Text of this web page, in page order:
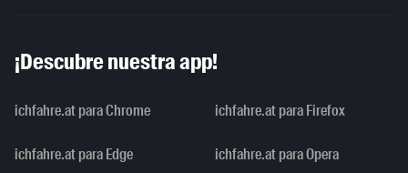
¡Descubre nuestra app!
ichfahre.at para Chrome ichfahre.at para Firefox
ichfahre.at para Edge ichfahre.at para Opera